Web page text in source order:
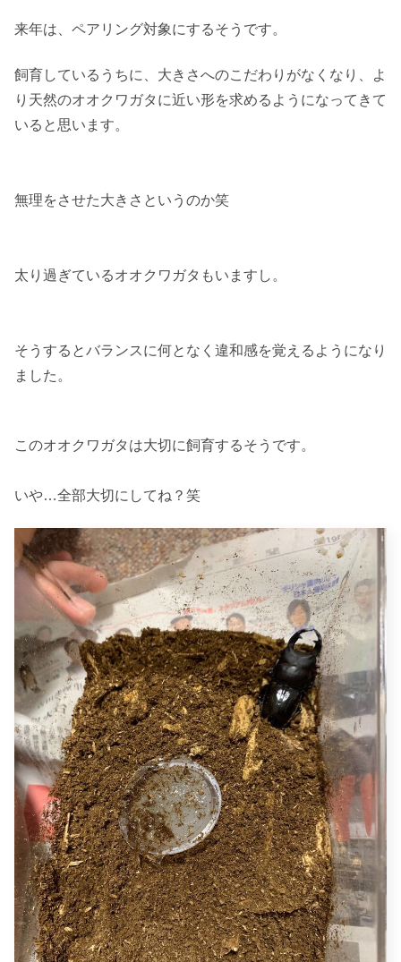
来年は、ペアリング対象にするそうです。
飼育しているうちに、大きさへのこだわりがなくなり、よ
り天然のオオクワガタに近い形を求めるようになってきて
いると思います。
無理をさせた大きさというのか笑
太り過ぎているオオクワガタもいますし。
そうするとバランスに何となく違和感を覚えるようになり
ました。
このオオクワガタは大切に飼育するそうです。
いや…全部大切にしてね？笑